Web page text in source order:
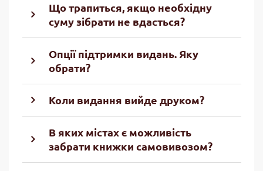
Що трапиться, якщо необхідну
суму зібрати не вдасться?
Опції підтримки видань. Яку
обрати?
Коли видання вийде друком?
В яких містах є можливість
забрати книжки самовивозом?